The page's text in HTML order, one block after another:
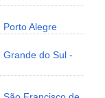
Porto Alegre
Grande do Sul -